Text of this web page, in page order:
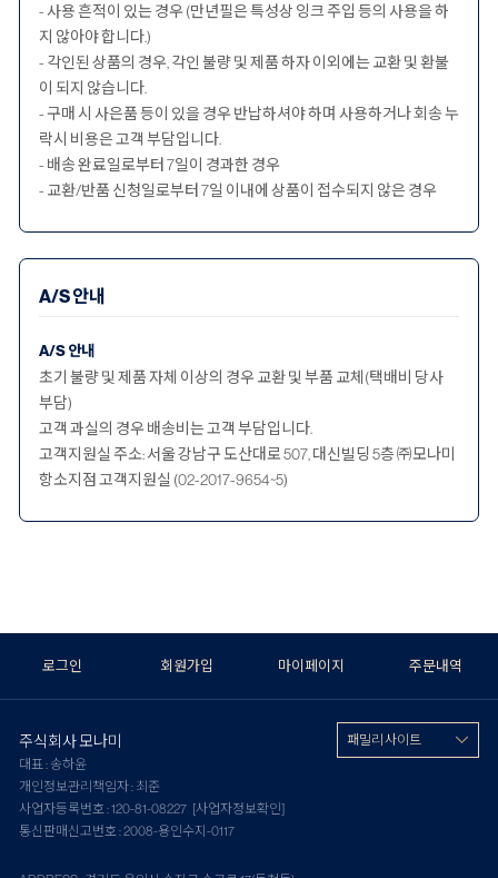
- 사용 흔적이 있는 경우 (만년필은 특성상 잉크 주입 등의 사용을 하
지 않아야 합니다.)
- 각인된 상품의 경우, 각인 불량 및 제품 하자 이외에는 교환 및 환불
이 되지 않습니다.
- 구매 시 사은품 등이 있을 경우 반납하셔야 하며 사용하거나 회송 누
락시 비용은 고객 부담입니다.
- 배송 완료일로부터 7일이 경과한 경우
- 교환/반품 신청일로부터 7일 이내에 상품이 접수되지 않은 경우
A/S 안내
A/S 안내
초기 불량 및 제품 자체 이상의 경우 교환 및 부품 교체(택배비 당사
부담)
고객 과실의 경우 배송비는 고객 부담입니다.
고객지원실 주소: 서울 강남구 도산대로 507, 대신빌딩 5층 ㈜모나미
항소지점 고객지원실 (02-2017-9654~5)
로그인 회원가입 마이페이지 주문내역
주식회사 모나미
대표 : 송하윤
개인정보관리책임자 : 최준
사업자등록번호 : 120-81-08227 [사업자정보확인]
통신판매신고번호 : 2008-용인수지-0117
패밀리 사이트